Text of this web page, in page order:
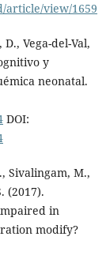
article/view/1659
Vega-del-Val,
y
neonatal.
DOI:
Sivalingam, M.,
(2017).
in
modify?